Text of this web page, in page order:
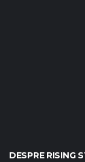
DESPRE RISING